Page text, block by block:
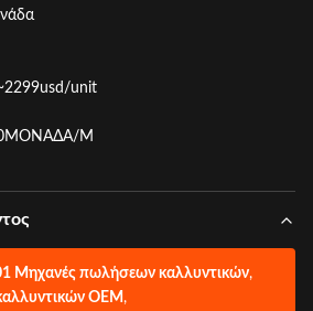
unit
Μ
Μηχανές πωλήσεων καλλυντικών,
OEM,